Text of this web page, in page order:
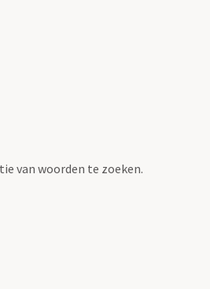
van woorden te zoeken.